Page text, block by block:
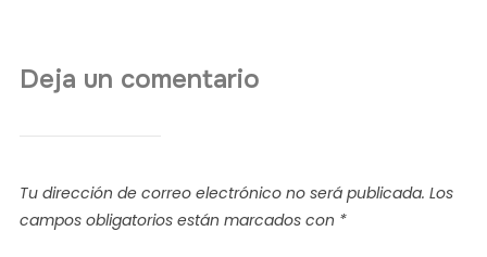
Deja un comentario
Tu dirección de correo electrónico no será publicada. Los
campos obligatorios están marcados con *